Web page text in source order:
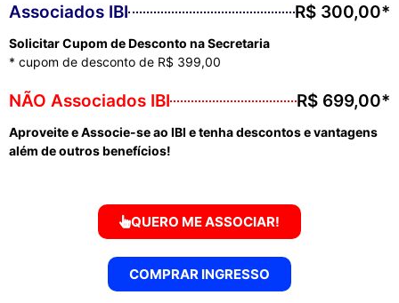
Associados IBI R$ 300,00*
Solicitar Cupom de Desconto na Secretaria
* cupom de desconto de R$ 399,00
NÃO Associados IBI R$ 699,00*
Aproveite e Associe-se ao IBI e tenha descontos e vantagens
além de outros benefícios!
QUERO ME ASSOCIAR!
COMPRAR INGRESSO